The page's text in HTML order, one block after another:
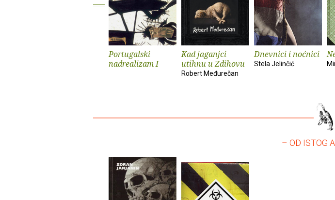
Portugalski
nadrealizam I
Kad jaganjci
utihnu u Zdihovu
Robert Međurečan
Dnevnici i noćnici
Stela Jelinčić
– OD ISTOG